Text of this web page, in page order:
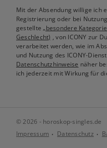
Mit der Absendung willige ich
Registrierung oder bei
gestellte„besondere
Geschlecht) , von ICONY zur
verarbeitet werden, wie im
und Nutzung des ICONY-
Datenschutzhinweise näher
ich jederzeit mit Wirkung für
© 2026 - horoskop-singles.de
Impressum
Datenschutz